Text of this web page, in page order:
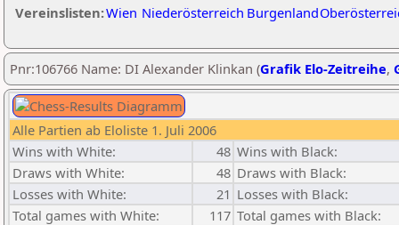
Vereinslisten:Wien Niederösterreich Burgenland
Pnr:106766 Name: DI Alexander Klinkan (Grafik Elo-Zeitreihe,
Alle Partien ab Eloliste 1. Juli 2006
Wins with White:
48 Wins with Black:
Draws with White:
48 Draws with Black:
Losses with White:
21 Losses with Black:
Total games with White:
117 Total games with Black: